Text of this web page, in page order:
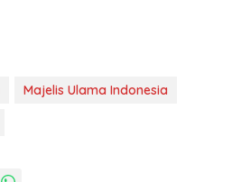
Majelis Ulama Indonesia